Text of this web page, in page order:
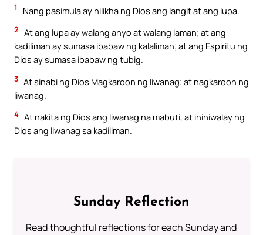
1 Nang pasimula ay nilikha ng Dios ang langit at ang lupa.
2 At ang lupa ay walang anyo at walang laman; at ang
kadiliman ay sumasa ibabaw ng kalaliman; at ang Espiritu ng
Dios ay sumasa ibabaw ng tubig.
3 At sinabi ng Dios Magkaroon ng liwanag; at nagkaroon ng
liwanag.
4 At nakita ng Dios ang liwanag na mabuti, at inihiwalay ng
Dios ang liwanag sa kadiliman.
Sunday Reflection
Read thoughtful reflections for each Sunday and